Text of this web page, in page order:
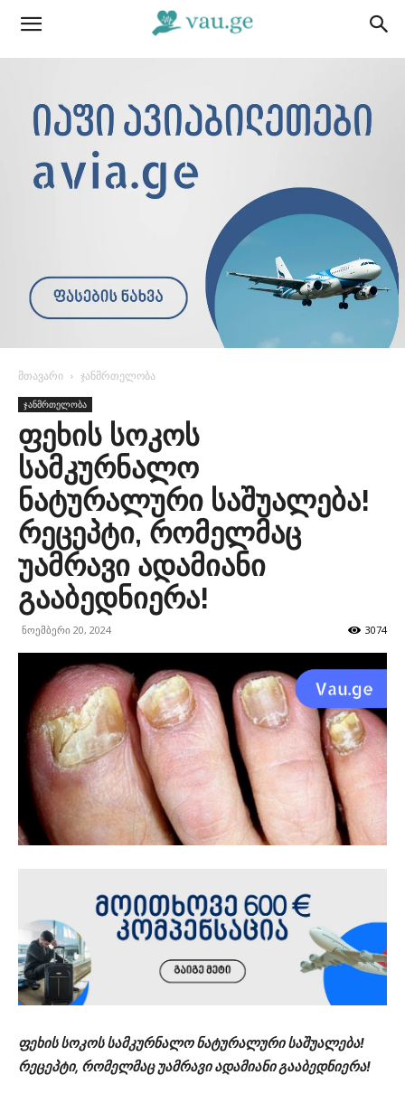
მთავარი ჯანმრთელობა
ჯანმრთელობა
ფეხის სოკოს
სამკურნალო
ნატურალური საშუალება!
რეცეპტი, რომელმაც
უამრავი ადამიანი
გააბედნიერა!
ნოემბერი 20, 2024 3074
ფეხის სოკოს სამკურნალო ნატურალური საშუალება!
რეცეპტი, რომელმაც უამრავი ადამიანი გააბედნიერა!